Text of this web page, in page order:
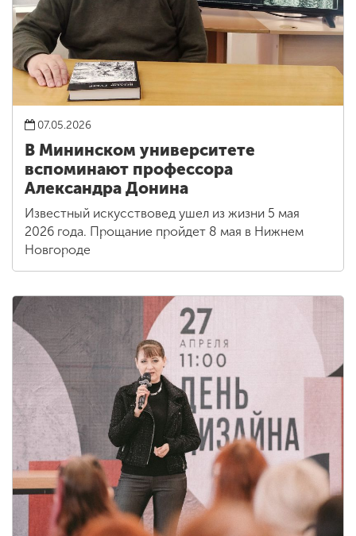
07.05.2026
В Мининском университете
вспоминают профессора
Александра Донина
Известный искусствовед ушел из жизни 5 мая
2026 года. Прощание пройдет 8 мая в Нижнем
Новгороде